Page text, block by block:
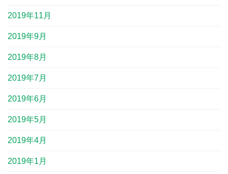
2019年11月
2019年9月
2019年8月
2019年7月
2019年6月
2019年5月
2019年4月
2019年1月